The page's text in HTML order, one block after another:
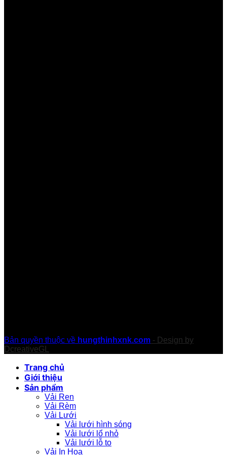
Bản quyền thuộc về hungthinhxnk.com - Design by
DcreativeGL
Trang chủ
Giới thiệu
Sản phẩm
Vải Ren
Vải Rèm
Vải Lưới
Vải lưới hình sóng
Vải lưới lổ nhỏ
Vải lưới lỗ to
Vải In Hoa